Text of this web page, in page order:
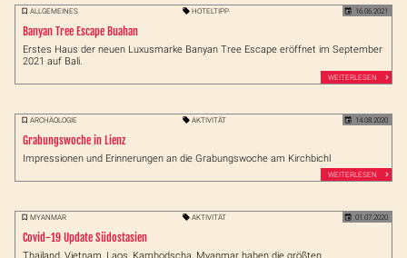
ALLGEMEINES HOTELTIPP 16.06.2021
Banyan Tree Escape Buahan
Erstes Haus der neuen Luxusmarke Banyan Tree Escape eröffnet im September
2021 auf Bali.
WEITERLESEN
ARCHÄOLOGIE AKTIVITÄT 14.08.2020
Grabungswoche in Lienz
Impressionen und Erinnerungen an die Grabungswoche am Kirchbichl
WEITERLESEN
MYANMAR AKTIVITÄT 01.07.2020
Covid-19 Update Südostasien